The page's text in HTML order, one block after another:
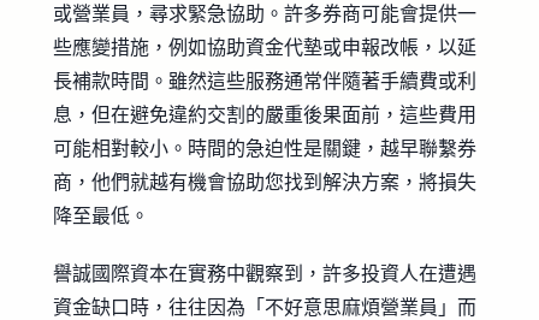
或營業員，尋求緊急協助。許多券商可能會提供一
些應變措施，例如協助資金代墊或申報改帳，以延
長補款時間。雖然這些服務通常伴隨著手續費或利
息，但在避免違約交割的嚴重後果面前，這些費用
可能相對較小。時間的急迫性是關鍵，越早聯繫券
商，他們就越有機會協助您找到解決方案，將損失
降至最低。
譽誠國際資本在實務中觀察到，許多投資人在遭遇
資金缺口時，往往因為「不好意思麻煩營業員」而